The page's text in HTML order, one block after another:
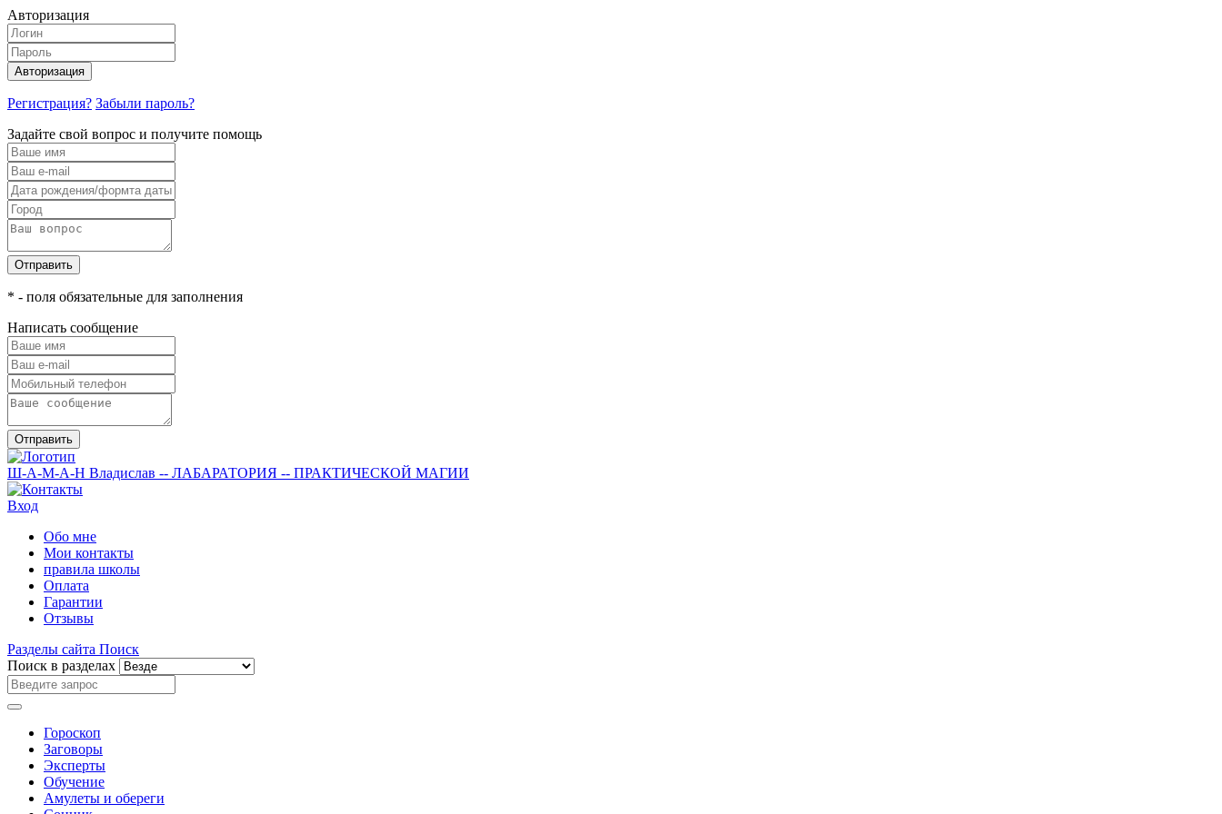
Авторизация
Авторизация
Регистрация? Забыли пароль?
Задайте свой вопрос и получите помощь
Отправить
* - поля обязательные для заполнения
Написать сообщение
Отправить
Ш-А-М-А-Н Владислав -- ЛАБАРАТОРИЯ -- ПРАКТИЧЕСКОЙ МАГИИ
Вход
Обо мне
Мои контакты
правила школы
Оплата
Гарантии
Отзывы
Разделы сайта Поиск
Поиск в разделах
Гороскоп
Заговоры
Эксперты
Обучение
Амулеты и обереги